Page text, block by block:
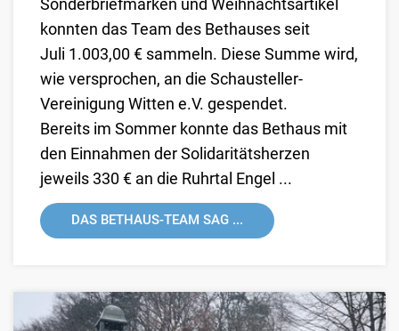
Sonderbriefmarken und Weihnachtsartikel
konnten das Team des Bethauses seit
Juli 1.003,00 € sammeln. Diese Summe wird,
wie versprochen, an die Schausteller-
Vereinigung Witten e.V. gespendet.
Bereits im Sommer konnte das Bethaus mit
den Einnahmen der Solidaritätsherzen
jeweils 330 € an die Ruhrtal Engel ...
DAS BETHAUS-TEAM SAG ...